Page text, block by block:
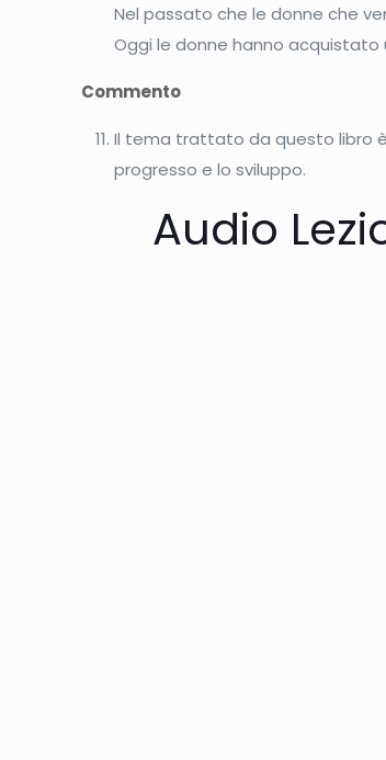
Nel passato che le donne che
Oggi le donne hanno
Commento
Il tema trattato da questo libro
progresso e lo sviluppo.
Audio